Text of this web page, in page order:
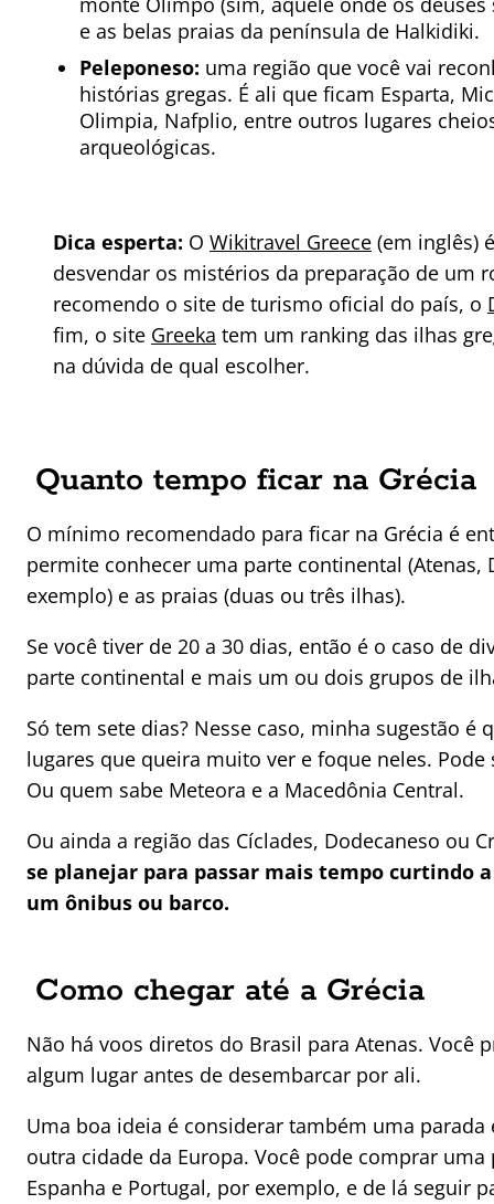
e as belas praias da península de Halkidiki.
Peleponeso: uma região que você vai
histórias gregas. É ali que ficam Esparta,
Olimpia, Nafplio, entre outros lugares
arqueológicas.
Dica esperta: O Wikitravel Greece (em inglês)
desvendar os mistérios da preparação de um
recomendo o site de turismo oficial do país, o
fim, o site Greeka tem um ranking das ilhas
na dúvida de qual escolher.
Quanto tempo ficar na Grécia
O mínimo recomendado para ficar na Grécia é
permite conhecer uma parte continental (Atenas,
exemplo) e as praias (duas ou três ilhas).
Se você tiver de 20 a 30 dias, então é o caso de
parte continental e mais um ou dois grupos de
Só tem sete dias? Nesse caso, minha sugestão é
lugares que queira muito ver e foque neles. Pode
Ou quem sabe Meteora e a Macedônia Central.
Ou ainda a região das Cíclades, Dodecaneso ou
se planejar para passar mais tempo curtindo
um ônibus ou barco.
Como chegar até a Grécia
Não há voos diretos do Brasil para Atenas. Você
algum lugar antes de desembarcar por ali.
Uma boa ideia é considerar também uma parada
outra cidade da Europa. Você pode comprar uma
Espanha e Portugal, por exemplo, e de lá seguir